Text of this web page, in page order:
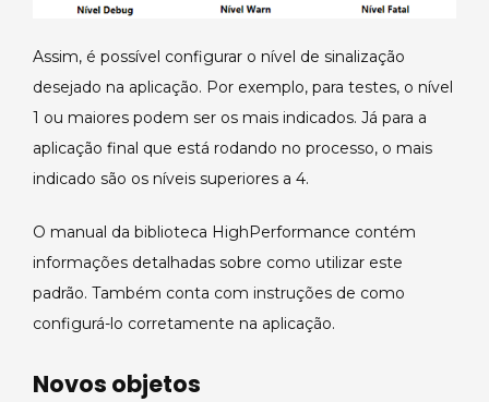
Assim, é possível configurar o nível de sinalização
desejado na aplicação. Por exemplo, para testes, o nível
1 ou maiores podem ser os mais indicados. Já para a
aplicação final que está rodando no processo, o mais
indicado são os níveis superiores a 4.
O manual da biblioteca HighPerformance contém
informações detalhadas sobre como utilizar este
padrão. Também conta com instruções de como
configurá-lo corretamente na aplicação.
Novos objetos